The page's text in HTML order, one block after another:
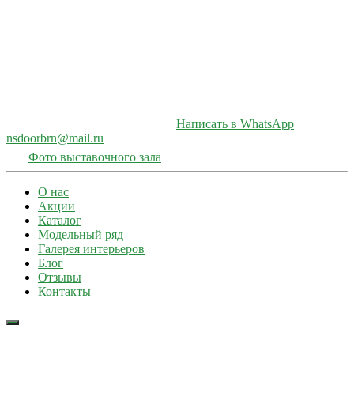
Написать в WhatsApp
nsdoorbrn@mail.ru
Фото выставочного зала
О нас
Акции
Каталог
Модельный ряд
Галерея интерьеров
Блог
Отзывы
Контакты